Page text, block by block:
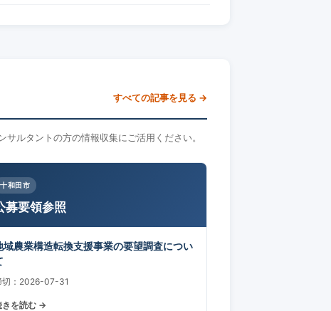
すべての記事を見る →
ルタントの方の情報収集にご活用ください。
十和田市
募要領参照
域農業構造転換支援事業の要望調査につい
切：2026-07-31
きを読む →